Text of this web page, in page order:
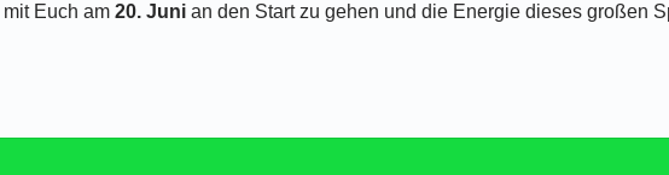
Euch am 20. Juni an den Start zu gehen und die Energie dieses großen